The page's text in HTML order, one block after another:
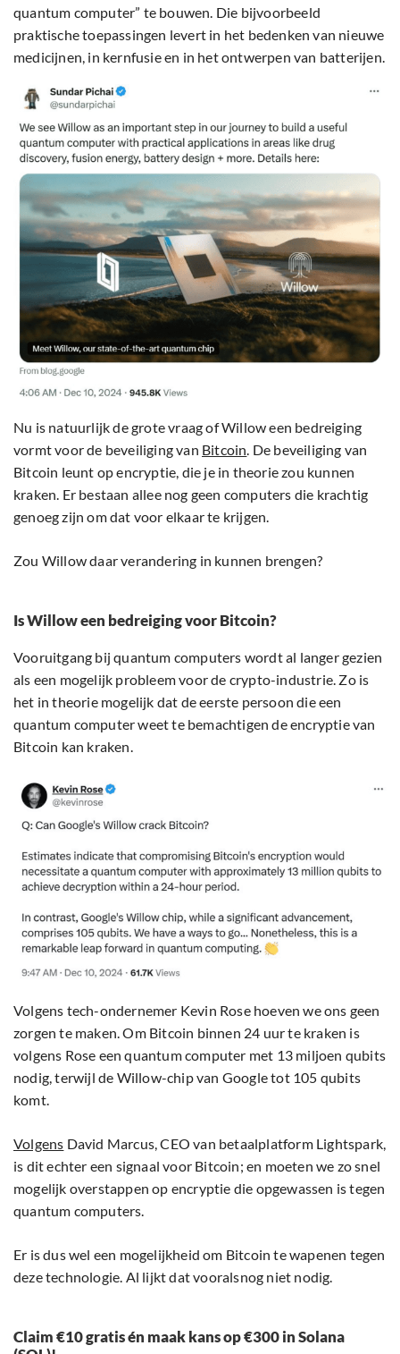
quantum computer” te bouwen. Die bijvoorbeeld
praktische toepassingen levert in het bedenken van nieuwe
medicijnen, in kernfusie en in het ontwerpen van batterijen.
Nu is natuurlijk de grote vraag of Willow een bedreiging
vormt voor de beveiliging van Bitcoin. De beveiliging van
Bitcoin leunt op encryptie, die je in theorie zou kunnen
kraken. Er bestaan allee nog geen computers die krachtig
genoeg zijn om dat voor elkaar te krijgen.
Zou Willow daar verandering in kunnen brengen?
Is Willow een bedreiging voor Bitcoin?
Vooruitgang bij quantum computers wordt al langer gezien
als een mogelijk probleem voor de crypto-industrie. Zo is
het in theorie mogelijk dat de eerste persoon die een
quantum computer weet te bemachtigen de encryptie van
Bitcoin kan kraken.
Volgens tech-ondernemer Kevin Rose hoeven we ons geen
zorgen te maken. Om Bitcoin binnen 24 uur te kraken is
volgens Rose een quantum computer met 13 miljoen qubits
nodig, terwijl de Willow-chip van Google tot 105 qubits
komt.
Volgens David Marcus, CEO van betaalplatform Lightspark,
is dit echter een signaal voor Bitcoin; en moeten we zo snel
mogelijk overstappen op encryptie die opgewassen is tegen
quantum computers.
Er is dus wel een mogelijkheid om Bitcoin te wapenen tegen
deze technologie. Al lijkt dat vooralsnog niet nodig.
Claim €10 gratis én maak kans op €300 in Solana